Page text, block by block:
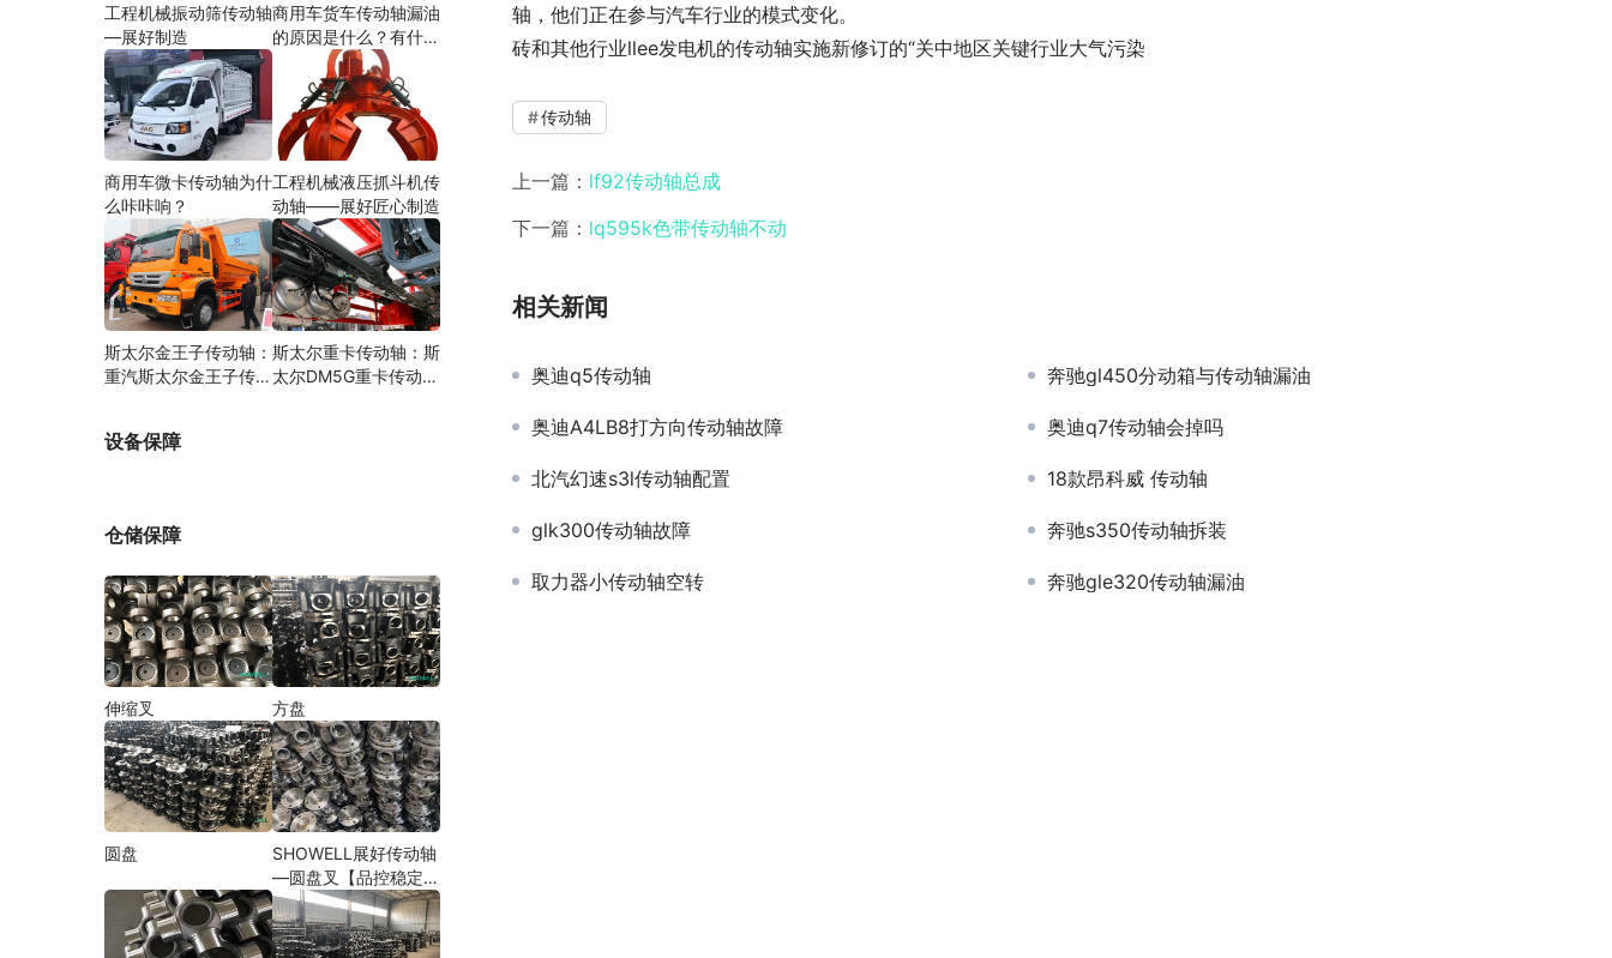
轴，他们正在参与汽车行业的模式变化。
砖和其他行业llee发电机的传动轴实施新修订的“关中地区关键行业大气污染
传动轴
上一篇： lf92传动轴总成
下一篇： lq595k色带传动轴不动
相关新闻
奥迪q5传动轴 奔驰gl450分动箱与传动轴漏油
奥迪A4LB8打方向传动轴故障 奥迪q7传动轴会掉吗
北汽幻速s3l传动轴配置 18款昂科威 传动轴
glk300传动轴故障 奔驰s350传动轴拆装
取力器小传动轴空转 奔驰gle320传动轴漏油
工程机械振动筛传动轴
—展好制造
商用车货车传动轴漏油
的原因是什么？有什么
商用车微卡传动轴为什
么咔咔响？
工程机械液压抓斗机传
动轴——展好匠心制造
斯太尔金王子传动轴：
重汽斯太尔金王子传动
斯太尔重卡传动轴：斯
太尔DM5G重卡传动轴
设备保障
仓储保障
伸缩叉 方盘
圆盘
SHOWELL展好传动轴
—圆盘叉【品控稳定，
精密加工】